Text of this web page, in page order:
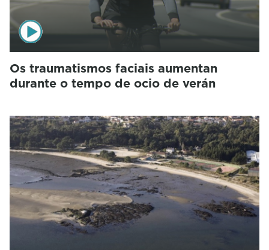
Os traumatismos faciais aumentan
durante o tempo de ocio de verán